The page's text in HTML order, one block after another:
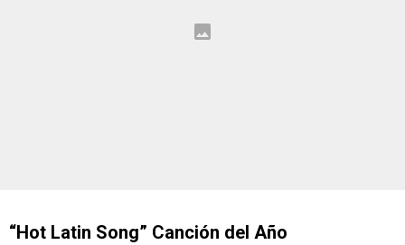
“Hot Latin Song” Canción del Año